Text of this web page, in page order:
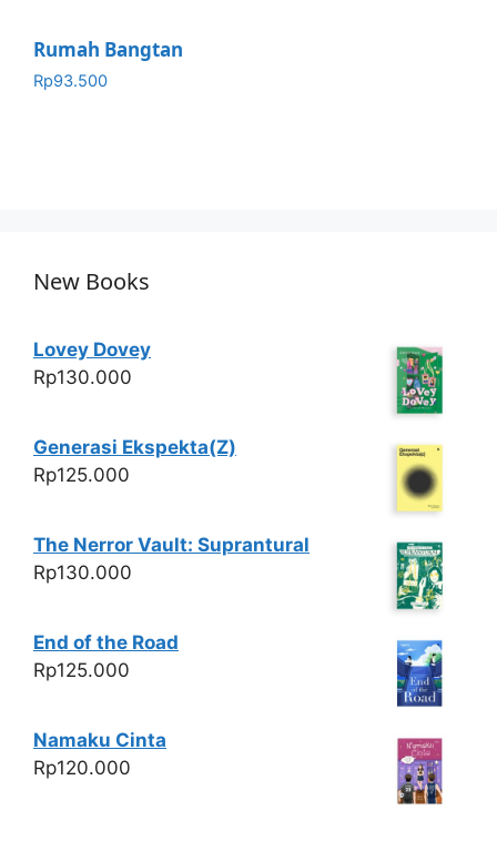
Rumah Bangtan
Rp93.500
New Books
Lovey Dovey
Rp130.000
Generasi Ekspekta(Z)
Rp125.000
The Nerror Vault: Suprantural
Rp130.000
End of the Road
Rp125.000
Namaku Cinta
Rp120.000